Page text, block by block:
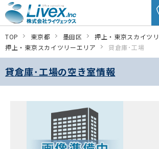
TOP 東京都 墨田区
押上・東京スカイツ
押上・東京スカイツリーエリア
貸倉庫･工場
貸倉庫･工場の空き室情報